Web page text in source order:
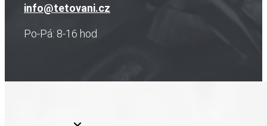
info@tetovani.cz
Po-Pá: 8-16 hod